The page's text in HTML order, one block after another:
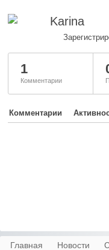
Karina
1
Комментарии
Комментарии
Главная Новости